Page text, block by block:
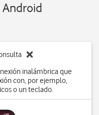
Android
inalámbrica que
con, por ejemplo,
o un teclado.